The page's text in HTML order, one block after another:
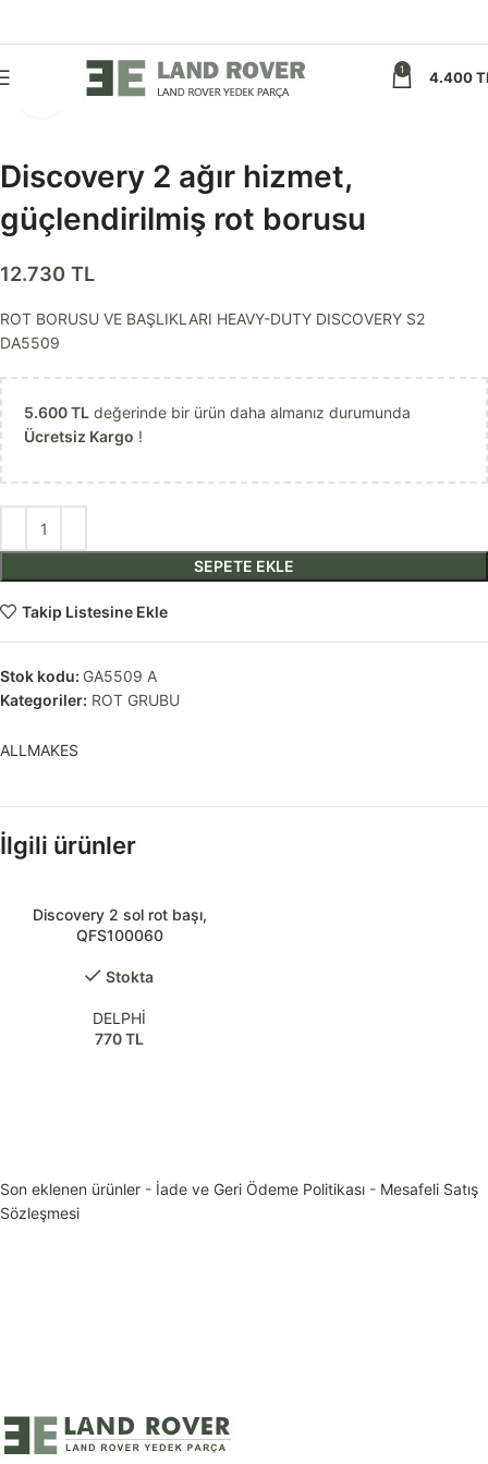
1 4.400
Görseli daha büyük görüntüle
Discovery 2 ağır hizmet,
güçlendirilmiş rot borusu
12.730 TL
ROT BORUSU VE BAŞLIKLARI HEAVY-DUTY DISCOVERY S2
DA5509
5.600TL değerinde bir ürün daha almanız durumunda
Ücretsiz Kargo !
SEPETE EKLE
Takip Listesine Ekle
Stok kodu: GA5509 A
Kategoriler: ROT GRUBU
ALLMAKES
İlgili ürünler
Discovery 2 sol rot başı,
QFS100060
Stokta
DELPHİ
770TL
Son eklenen ürünler - İade ve Geri Ödeme Politikası - Mesafeli Satış
Sözleşmesi